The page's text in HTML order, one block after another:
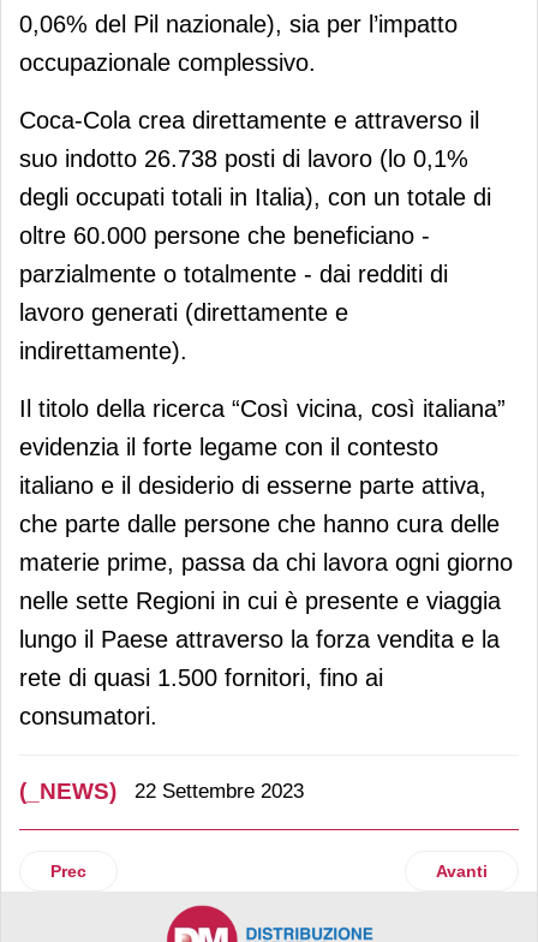
0,06% del Pil nazionale), sia per l’impatto
occupazionale complessivo.
Coca-Cola crea direttamente e attraverso il
suo indotto 26.738 posti di lavoro (lo 0,1%
degli occupati totali in Italia), con un totale di
oltre 60.000 persone che beneficiano -
parzialmente o totalmente - dai redditi di
lavoro generati (direttamente e
indirettamente).
Il titolo della ricerca “Così vicina, così italiana”
evidenzia il forte legame con il contesto
italiano e il desiderio di esserne parte attiva,
che parte dalle persone che hanno cura delle
materie prime, passa da chi lavora ogni giorno
nelle sette Regioni in cui è presente e viaggia
lungo il Paese attraverso la forza vendita e la
rete di quasi 1.500 fornitori, fino ai
consumatori.
(_NEWS) 22 Settembre 2023
Articolo precedente: Osservatorio 2023 Babaco Market e
Prec Articolo
Avanti